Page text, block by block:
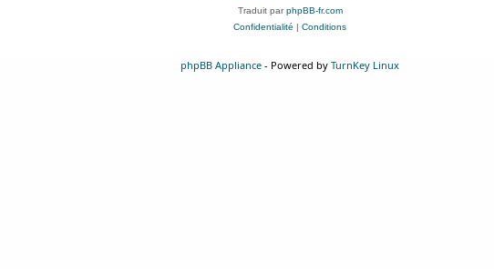
Traduit parphpBB-fr.com
Confidentialité | Conditions
phpBB Appliance - Powered by TurnKey Linux